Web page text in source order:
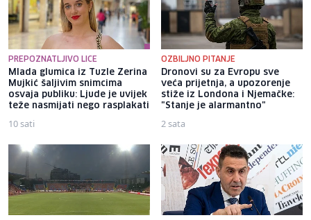
PREPOZNATLJIVO LICE
Mlada glumica iz Tuzle Zerina
Mujkić šaljivim snimcima
osvaja publiku: Ljude je uvijek
teže nasmijati nego rasplakati
10 sati
OZBILJNO PITANJE
Dronovi su za Evropu sve
veća prijetnja, a upozorenje
stiže iz Londona i Njemačke:
"Stanje je alarmantno"
2 sata